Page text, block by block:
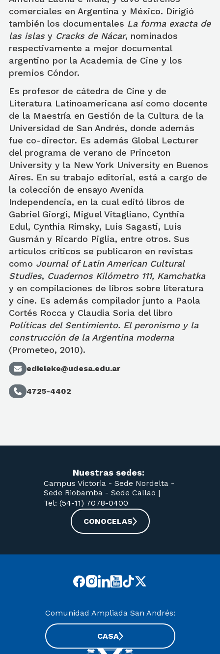
comerciales en Argentina y México. Dirigió
también los documentales La forma exacta de
las islasy Cracks de Nácar, nominados
respectivamente a mejor documental
argentino por la Academia de Cine y los
premios Cóndor.
Es profesor de cátedra de Cine y de
Literatura Latinoamericana así como docente
de la Maestría en Gestión de la Cultura de la
Universidad de San Andrés, donde además
fue co-director. Es además Global Lecturer
del programa de verano de Princeton
University y la New York University en Buenos
Aires. En su trabajo editorial, está a cargo de
la colección de ensayo Avenida
Independencia, en la cual editó libros de
Gabriel Giorgi, Miguel Vitagliano, Cynthia
Edul, Cynthia Rimsky, Luis Sagasti, Luis
Gusmán y Ricardo Piglia, entre otros. Sus
artículos críticos se publicaron en revistas
como Journal of Latin American Cultural
Studies, Cuadernos Kilómetro 111, Kamchatka
y en compilaciones de libros sobre literatura
y cine. Es además compilador junto a Paola
Cortés Rocca y Claudia Soria del libro
Políticas del Sentimiento. El peronismo y la
construcción de la Argentina moderna
(Prometeo, 2010).
edieleke@udesa.edu.ar
4725-4402
Nuestras sedes:
Campus Victoria - Sede Nordelta -
Sede Riobamba - Sede Callao |
Tel: (54-11) 7078-0400
CONOCELAS
Comunidad Ampliada San Andrés:
CASA